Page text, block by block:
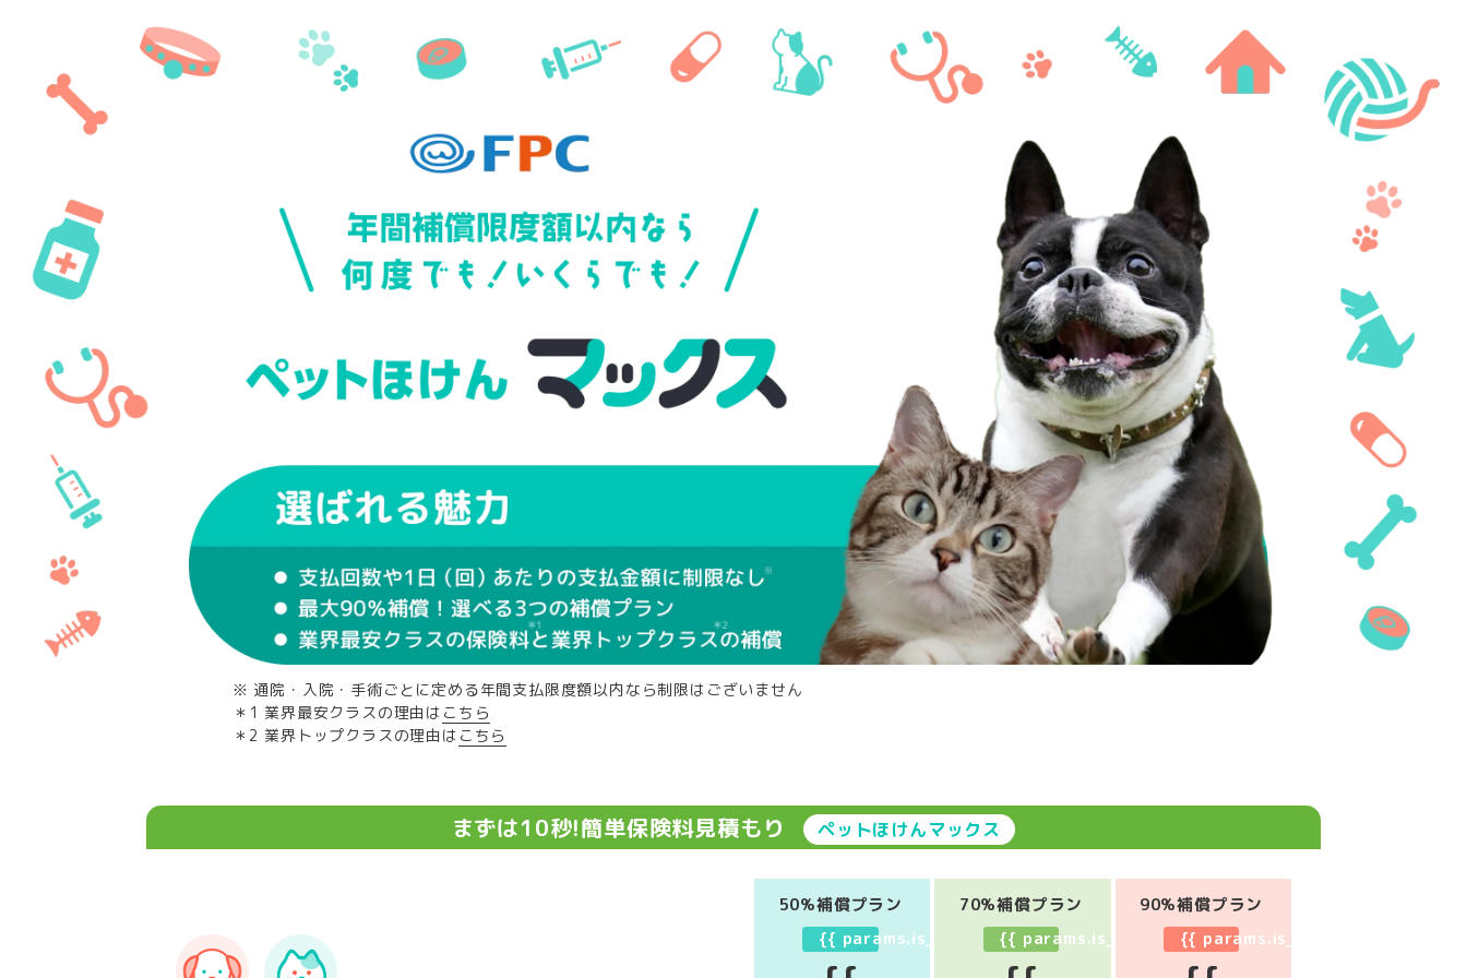
※ 通院・入院・手術ごとに定める年間支払限度額以内なら制限はございません
＊1 業界最安クラスの理由は こちら
＊2 業界トップクラスの理由は こちら
まずは10秒!簡単保険料見積もり ペットほけんマックス
50%補償プラン
{{ params.is_monthly == '1' ? '月額' : '年額' }}
70%補償プラン
{{ params.is_monthly == '1' ? '月額' : '年額' }}
90%補償プラン
{{ params.is_monthly == '1' ? '